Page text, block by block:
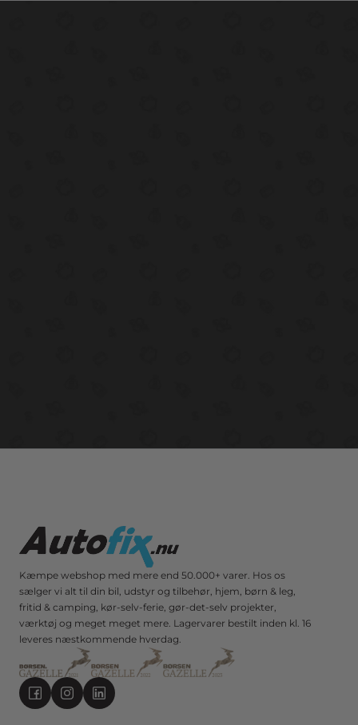
Kæmpe webshop med mere end 50.000+ varer. Hos os
sælger vi alt til din bil, udstyr og tilbehør, hjem, børn & leg,
fritid & camping, kør-selv-ferie, gør-det-selv projekter,
værktøj og meget meget mere. Lagervarer bestilt inden kl. 16
leveres næstkommende hverdag.